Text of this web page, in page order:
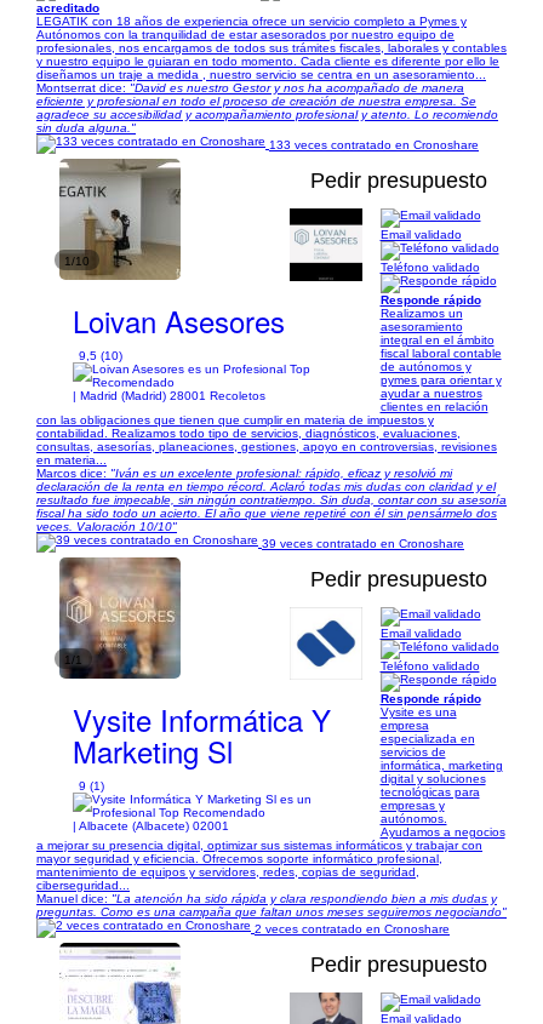
acreditado
LEGATIK con 18 años de experiencia ofrece un servicio completo a Pymes y
Autónomos con la tranquilidad de estar asesorados por nuestro equipo de
profesionales, nos encargamos de todos sus trámites fiscales, laborales y contables
y nuestro equipo le guiaran en todo momento. Cada cliente es diferente por ello le
diseñamos un traje a medida , nuestro servicio se centra en un asesoramiento...
Montserrat dice: "David es nuestro Gestor y nos ha acompañado de manera
eficiente y profesional en todo el proceso de creación de nuestra empresa. Se
agradece su accesibilidad y acompañamiento profesional y atento. Lo recomiendo
sin duda alguna."
133 veces contratado en Cronoshare
1/10
Pedir presupuesto
Loivan Asesores
9,5 (10)
| Madrid (Madrid) 28001 Recoletos
Email validado
Teléfono validado
Responde rápido
Realizamos un
asesoramiento
integral en el ámbito
fiscal laboral contable
de autónomos y
pymes para orientar y
ayudar a nuestros
clientes en relación
con las obligaciones que tienen que cumplir en materia de impuestos y
contabilidad. Realizamos todo tipo de servicios, diagnósticos, evaluaciones,
consultas, asesorías, planeaciones, gestiones, apoyo en controversias, revisiones
en materia...
Marcos dice: "Iván es un excelente profesional: rápido, eficaz y resolvió mi
declaración de la renta en tiempo récord. Aclaró todas mis dudas con claridad y el
resultado fue impecable, sin ningún contratiempo. Sin duda, contar con su asesoría
fiscal ha sido todo un acierto. El año que viene repetiré con él sin pensármelo dos
veces. Valoración 10/10"
39 veces contratado en Cronoshare
1/1
Pedir presupuesto
Vysite Informática Y
Marketing Sl
9 (1)
| Albacete (Albacete) 02001
Email validado
Teléfono validado
Responde rápido
Vysite es una
empresa
especializada en
servicios de
informática, marketing
digital y soluciones
tecnológicas para
empresas y
autónomos.
Ayudamos a negocios
a mejorar su presencia digital, optimizar sus sistemas informáticos y trabajar con
mayor seguridad y eficiencia. Ofrecemos soporte informático profesional,
mantenimiento de equipos y servidores, redes, copias de seguridad,
ciberseguridad...
Manuel dice: "La atención ha sido rápida y clara respondiendo bien a mis dudas y
preguntas. Como es una campaña que faltan unos meses seguiremos negociando"
2 veces contratado en Cronoshare
Pedir presupuesto
Email validado